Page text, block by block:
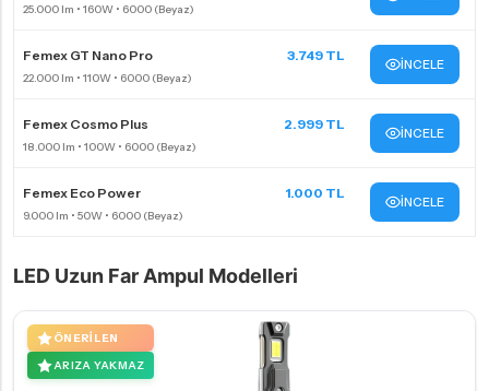
Femex GT Nano Pro 3.749 TL
İNCELE
Femex Cosmo Plus 2.999 TL
İNCELE
Femex Eco Power 1.000 TL
İNCELE
LED Uzun Far Ampul Modelleri
ÖNERILEN
ARIZA YAKMAZ